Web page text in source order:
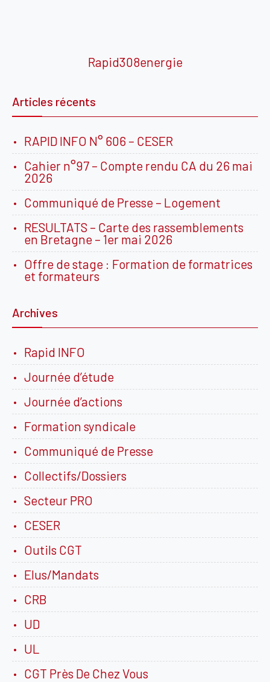
Rapid308energie
Articles récents
RAPID INFO N° 606 – CESER
Cahier n°97 – Compte rendu CA du 26 mai
2026
Communiqué de Presse – Logement
RESULTATS – Carte des rassemblements
en Bretagne – 1er mai 2026
Offre de stage : Formation de formatrices
et formateurs
Archives
Rapid INFO
Journée d’étude
Journée d’actions
Formation syndicale
Communiqué de Presse
Collectifs/Dossiers
Secteur PRO
CESER
Outils CGT
Elus/Mandats
CRB
UD
UL
CGT Près De Chez Vous